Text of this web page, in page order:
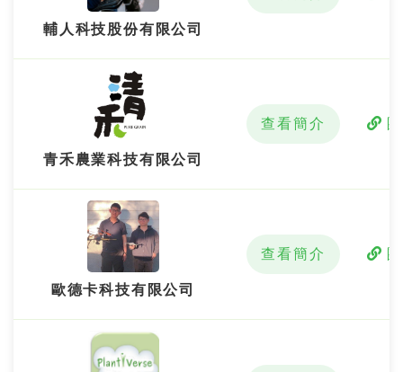
輔人科技股份有限公司
青禾農業科技有限公司
查看簡介
歐德卡科技有限公司
查看簡介